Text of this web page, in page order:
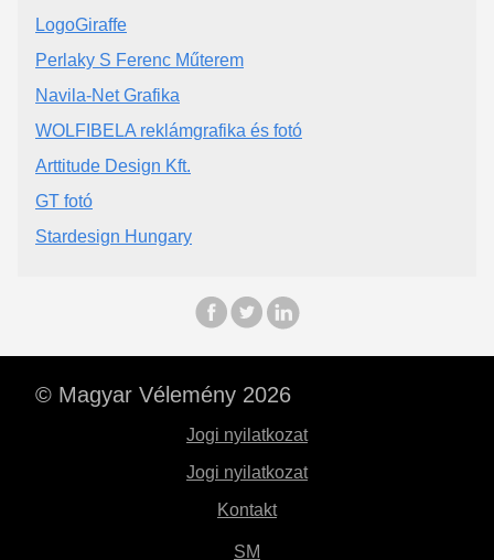
LogoGiraffe
Perlaky S Ferenc Műterem
Navila-Net Grafika
WOLFIBELA reklámgrafika és fotó
Arttitude Design Kft.
GT fotó
Stardesign Hungary
© Magyar Vélemény 2026
Jogi nyilatkozat
Jogi nyilatkozat
Kontakt
SM